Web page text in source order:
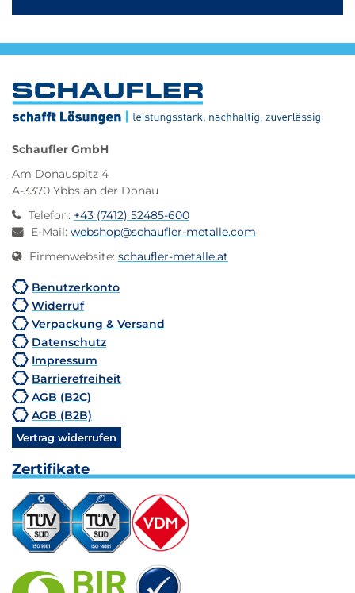
Berechnung: 2 × Breite + 1 × längste Seite (max. 2.000
Werden diese Maße überschritten, erfolgt der Versand
automatisch per Spedition, wodurch höhere
Schaufler GmbH
Am Donauspitz 4
A-3370 Ybbs an der Donau
Telefon: +43 (7412) 52485-600
E-Mail: webshop@schaufler-metalle.com
Firmenwebsite: schaufler-metalle.at
Benutzerkonto
Widerruf
Verpackung & Versand
Datenschutz
Impressum
Barrierefreiheit
AGB (B2C)
AGB (B2B)
Vertrag widerrufen
Zertifikate